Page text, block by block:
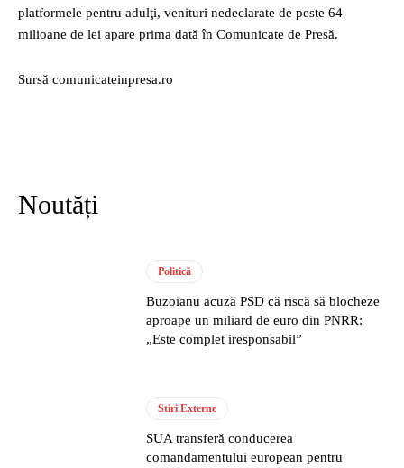
platformele pentru adulţi, venituri nedeclarate de peste 64
milioane de lei apare prima dată în Comunicate de Presă.
Sursă comunicateinpresa.ro
Noutăți
Politică
Buzoianu acuză PSD că riscă să blocheze
aproape un miliard de euro din PNRR:
„Este complet iresponsabil”
Stiri Externe
SUA transferă conducerea
comandamentului european pentru